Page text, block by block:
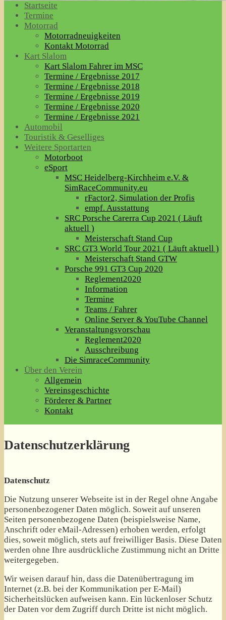
Startseite
Termine
Motorrad
Motorradneuigkeiten
Kontakt Motorrad
Kart Slalom
Kart Slalom Fahrer im MSC
Termine / Ergebnisse 2017
Termine / Ergebnisse 2018
Termine / Ergebnisse 2019
Termine / Ergebnisse 2020
Termine / Ergebnisse 2021
Automobil
Touristik & Geselliges
Weitere Sportarten
Motorboot
eSport
MSC Heidelberg-Kirchheim e.V. &
SimRaceCommunity.eu
rFactor2, Simulation der Profis
empf. Ausstattung
SRC Porsche Carerra Cup 2021 ( Läuft
aktuell )
Meisterschaft Stand Cup
SRC GT3 World Tour 2021 ( Läuft aktuell )
Meisterschaft Stand GTW
Porsche 991 GT3 Cup 2020
Reglement2020
Information
Termine
Teams / Fahrer
Online Server & YouTube Channel
Veranstaltungsvorschau
Reglement2020
Ausschreibung
Die SimraceCommunity
Über den Verein
Allgemein
Vereinsgeschichte
Förderer & Partner
Kontakt
Datenschutzerklärung
Datenschutz
Die Nutzung unserer Webseite ist in der Regel ohne Angabe
personenbezogener Daten möglich. Soweit auf unseren
Seiten personenbezogene Daten (beispielsweise Name,
Anschrift oder eMail-Adressen) erhoben werden, erfolgt
dies, soweit möglich, stets auf freiwilliger Basis. Diese Daten
werden ohne Ihre ausdrückliche Zustimmung nicht an Dritte
weitergegeben.
Wir weisen darauf hin, dass die Datenübertragung im
Internet (z.B. bei der Kommunikation per E-Mail)
Sicherheitslücken aufweisen kann. Ein lückenloser Schutz
der Daten vor dem Zugriff durch Dritte ist nicht möglich.